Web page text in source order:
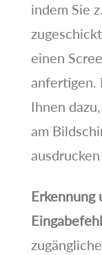
indem Sie
einen
anfertigen.
Ihnen
am
Erkennung